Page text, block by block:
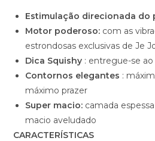
Estimulação direcionada do
Motor poderoso: com as
estrondosas exclusivas de Je
Dica Squishy : entregue-se
Contornos elegantes :
máximo prazer
Super macio: camada
macio aveludado
CARACTERÍSTICAS